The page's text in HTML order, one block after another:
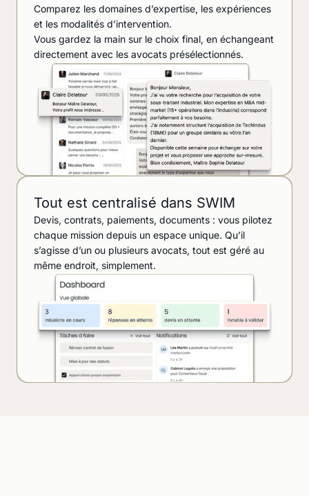
Comparez les domaines d’expertise, les expériences
et les modalités d’intervention.
Vous gardez la main sur le choix final, en échangeant
directement avec les avocats présélectionnés.
Tout est centralisé dans SWIM
Devis, contrats, paiements, documents : vous pilotez
chaque mission depuis un espace unique. Qu’il
s’agisse d’un ou plusieurs avocats, tout est géré au
même endroit, simplement.